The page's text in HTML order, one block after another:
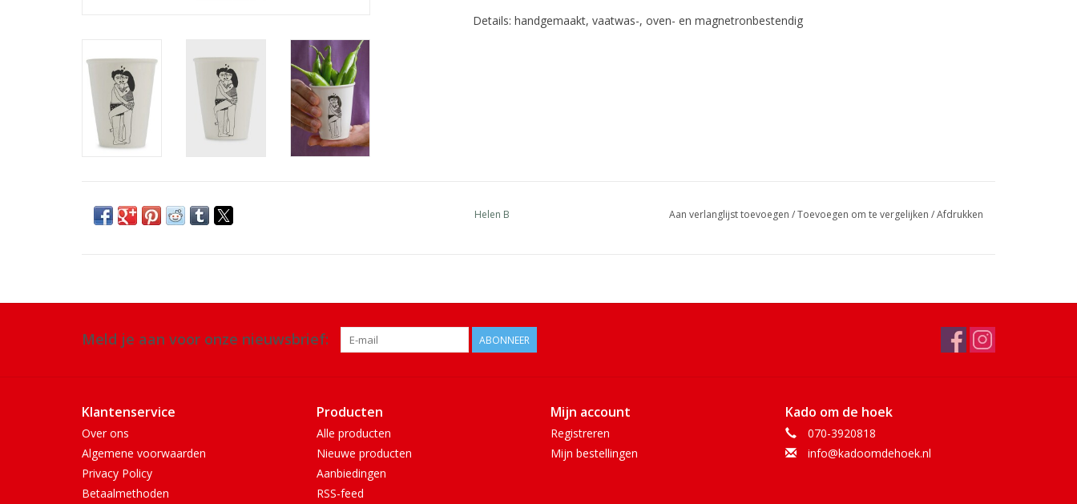
Details: handgemaakt, vaatwas-, oven- en magnetronbestendig
Helen B Aan verlanglijst toevoegen /Toevoegen om te vergelijken /Afdrukken
Meld je aan voor onze nieuwsbrief: ABONNEER
Klantenservice
Over ons
Algemene voorwaarden
Privacy Policy
Betaalmethoden
Producten
Alle producten
Nieuwe producten
Aanbiedingen
RSS-feed
Mijn account
Registreren
Mijn bestellingen
Kado om de hoek
070-3920818
info@kadoomdehoek.nl